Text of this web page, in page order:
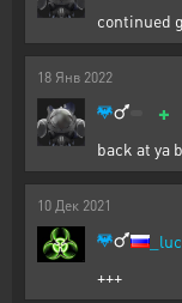
continued
18 Янв 2022
+
back at ya
10 Дек 2021
+++